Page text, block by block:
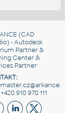
(CAD
- Autodesk
Partner &
Center &
Partner
910 970 111